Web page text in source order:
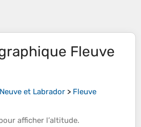
Fleuve
et Labrador > Fleuve
afficher l’altitude.